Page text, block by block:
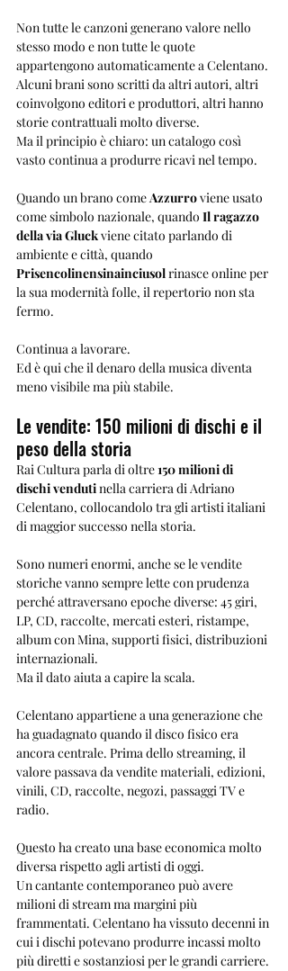
Non tutte le canzoni generano valore nello
stesso modo e non tutte le quote
appartengono automaticamente a Celentano.
Alcuni brani sono scritti da altri autori, altri
coinvolgono editori e produttori, altri hanno
storie contrattuali molto diverse.
Ma il principio è chiaro: un catalogo così
vasto continua a produrre ricavi nel tempo.
Quando un brano come Azzurro viene usato
come simbolo nazionale, quando Il ragazzo
della via Gluck viene citato parlando di
ambiente e città, quando
Prisencolinensinainciusol rinasce online per
la sua modernità folle, il repertorio non sta
fermo.
Continua a lavorare.
Ed è qui che il denaro della musica diventa
meno visibile ma più stabile.
Le vendite: 150 milioni di dischi e il
peso della storia
Rai Cultura parla di oltre 150 milioni di
dischi venduti nella carriera di Adriano
Celentano, collocandolo tra gli artisti italiani
di maggior successo nella storia.
Sono numeri enormi, anche se le vendite
storiche vanno sempre lette con prudenza
perché attraversano epoche diverse: 45 giri,
LP, CD, raccolte, mercati esteri, ristampe,
album con Mina, supporti fisici, distribuzioni
internazionali.
Ma il dato aiuta a capire la scala.
Celentano appartiene a una generazione che
ha guadagnato quando il disco fisico era
ancora centrale. Prima dello streaming, il
valore passava da vendite materiali, edizioni,
vinili, CD, raccolte, negozi, passaggi TV e
radio.
Questo ha creato una base economica molto
diversa rispetto agli artisti di oggi.
Un cantante contemporaneo può avere
milioni di stream ma margini più
frammentati. Celentano ha vissuto decenni in
cui i dischi potevano produrre incassi molto
più diretti e sostanziosi per le grandi carriere.